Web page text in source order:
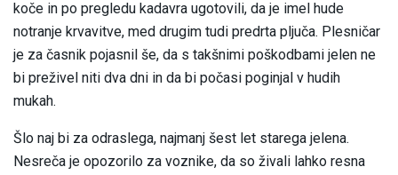
koče in po pregledu kadavra ugotovili, da je imel hude
notranje krvavitve, med drugim tudi predrta pljuča. Plesničar
je za časnik pojasnil še, da s takšnimi poškodbami jelen ne
bi preživel niti dva dni in da bi počasi poginjal v hudih
mukah.
Šlo naj bi za odraslega, najmanj šest let starega jelena.
Nesreča je opozorilo za voznike, da so živali lahko resna